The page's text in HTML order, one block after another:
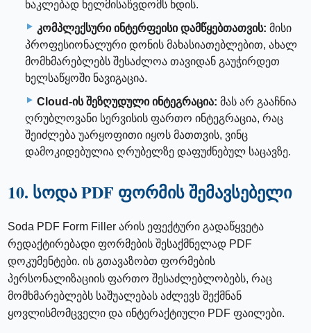
ნაკლებად ხელმისაწვდომს ხდის.
კომპლექსური ინტერფეისი დამწყებთათვის: მისი
პროფესიონალური დონის მახასიათებლებით, ახალ
მომხმარებლებს შესაძლოა თავიდან გაუჭირდეთ
ხელსაწყოში ნავიგაცია.
Cloud-ის შეზღუდული ინტეგრაცია: მას არ გააჩნია
ღრუბლოვანი სერვისის ფართო ინტეგრაცია, რაც
შეიძლება უარყოფითი იყოს მათთვის, ვინც
დამოკიდებულია ღრუბელზე დაფუძნებულ საცავზე.
10. სოდა PDF ფორმის შემავსებელი
Soda PDF Form Filler არის ეფექტური გადაწყვეტა
რედაქტირებადი ფორმების შესაქმნელად PDF
დოკუმენტები. ის გთავაზობთ ფორმების
პერსონალიზაციის ფართო შესაძლებლობებს, რაც
მომხმარებლებს საშუალებას აძლევს შექმნან
ყოვლისმომცველი და ინტერაქტიული PDF ფაილები.